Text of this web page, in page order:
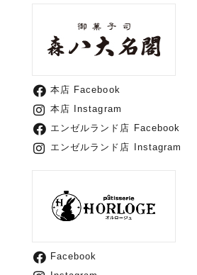
本店 Facebook
本店 Instagram
エンゼルランド店 Facebook
エンゼルランド店 Instagram
Facebook